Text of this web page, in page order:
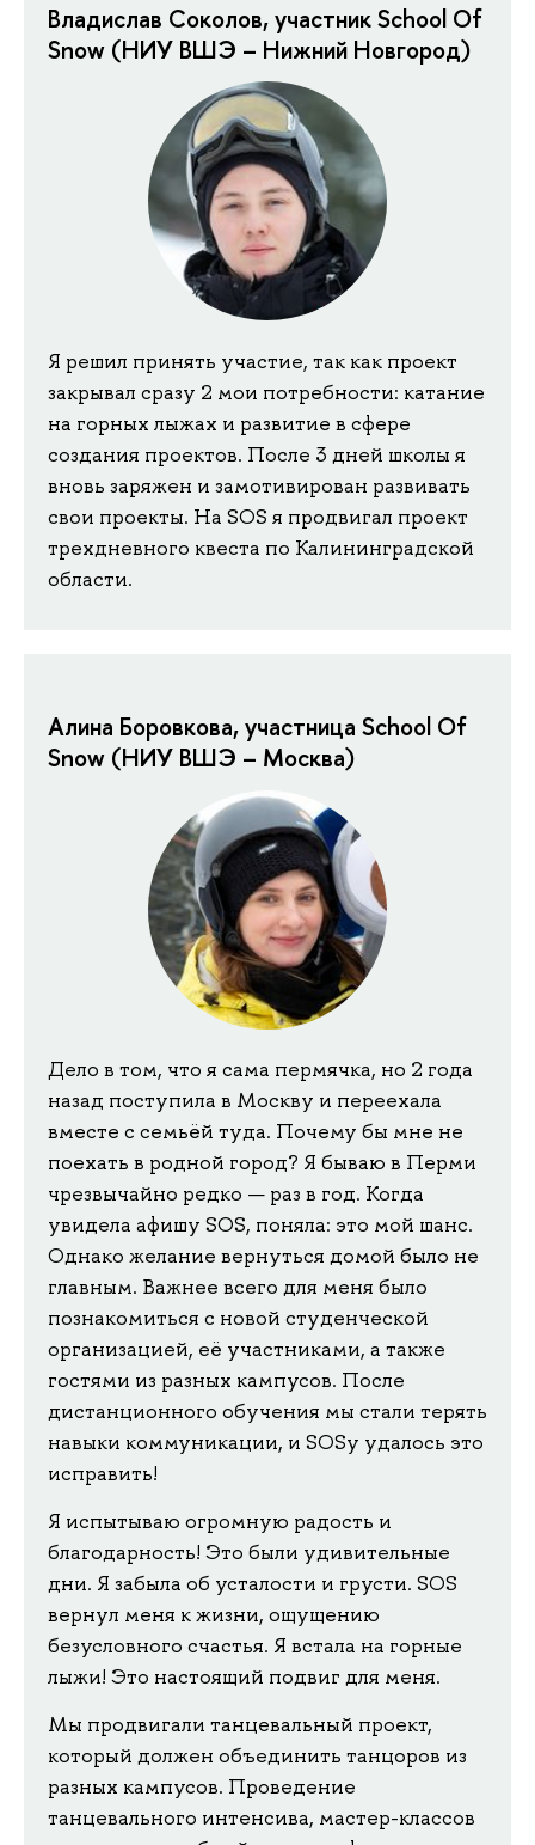
Владислав Соколов, участник School Of
Snow (НИУ ВШЭ – Нижний Новгород)
Я решил принять участие, так как проект
закрывал сразу 2 мои потребности: катание
на горных лыжах и развитие в сфере
создания проектов. После 3 дней школы я
вновь заряжен и замотивирован развивать
свои проекты. На SOS я продвигал проект
трехдневного квеста по Калининградской
области.
Алина Боровкова, участница School Of
Snow (НИУ ВШЭ – Москва)
Дело в том, что я сама пермячка, но 2 года
назад поступила в Москву и переехала
вместе с семьёй туда. Почему бы мне не
поехать в родной город? Я бываю в Перми
чрезвычайно редко — раз в год. Когда
увидела афишу SOS, поняла: это мой шанс.
Однако желание вернуться домой было не
главным. Важнее всего для меня было
познакомиться с новой студенческой
организацией, её участниками, а также
гостями из разных кампусов. После
дистанционного обучения мы стали терять
навыки коммуникации, и SOSу удалось это
исправить!
Я испытываю огромную радость и
благодарность! Это были удивительные
дни. Я забыла об усталости и грусти. SOS
вернул меня к жизни, ощущению
безусловного счастья. Я встала на горные
лыжи! Это настоящий подвиг для меня.
Мы продвигали танцевальный проект,
который должен объединить танцоров из
разных кампусов. Проведение
танцевального интенсива, мастер-классов